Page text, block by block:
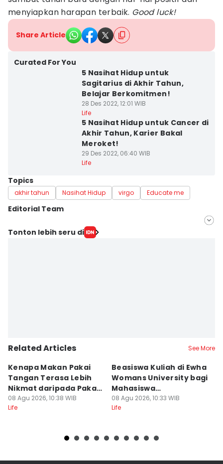
menyiapkan harapan terbaik. Good luck!
Share Article
Curated For You
5 Nasihat Hidup untuk
Sagitarius di Akhir Tahun,
Belajar Berkomitmen!
28 Des 2022, 12:01 WIB
Life
5 Nasihat Hidup untuk Cancer di
Akhir Tahun, Karier Bakal
Meroket!
29 Des 2022, 06:40 WIB
Life
Topics
akhir tahun Nasihat Hidup virgo Educate me
Editorial Team
Editor
Tonton lebih seru di
Related Articles See More
Kenapa Makan Pakai
Tangan Terasa Lebih
Nikmat daripada Pakai
Sendok?
08 Agu 2026, 10:38 WIB
Life
Beasiswa Kuliah di Ewha
Womans University bagi
Mahasiswa
Internasional
08 Agu 2026, 10:33 WIB
Life